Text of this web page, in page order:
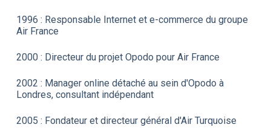
1996 : Responsable Internet et e-commerce du groupe
Air France
2000 : Directeur du projet Opodo pour Air France
2002 : Manager online détaché au sein d'Opodo à
Londres, consultant indépendant
2005 : Fondateur et directeur général d'Air Turquoise